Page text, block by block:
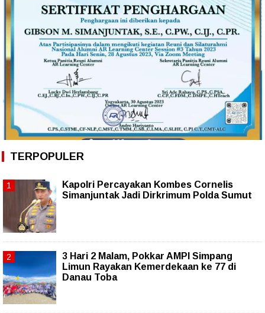
TERPOPULER
Kapolri Percayakan Kombes Cornelis
Simanjuntak Jadi Dirkrimum Polda Sumut
3 Hari 2 Malam, Pokkar AMPI Simpang
Limun Rayakan Kemerdekaan ke 77 di
Danau Toba